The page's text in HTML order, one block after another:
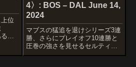
位
の
4〉: BOS – DAL June 14,
2024
マブスの猛追を退けシリーズ3連
勝、さらにプレイオフ10連勝と
圧巻の強さを見せるセルティッ
クス！！ マブスは一矢報いたい